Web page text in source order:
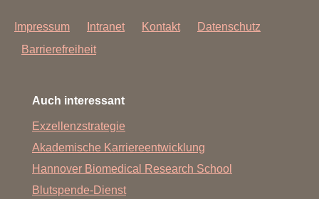
Impressum Intranet Kontakt
Datenschutz
Barrierefreiheit
Auch interessant
Exzellenzstrategie
Akademische Karriereentwicklung
Hannover Biomedical Research School
Blutspende-Dienst